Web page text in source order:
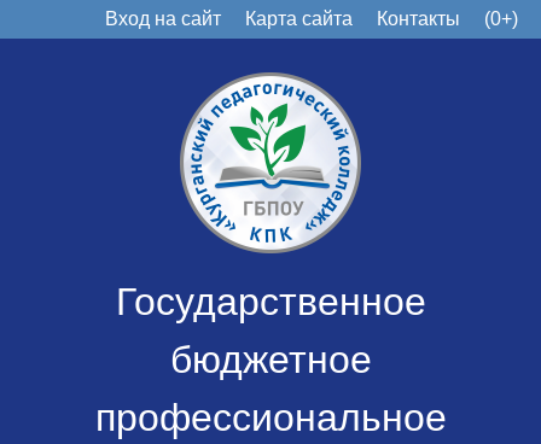
Вход на сайт Карта сайта Контакты (0+)
Государственное
бюджетное
профессиональное